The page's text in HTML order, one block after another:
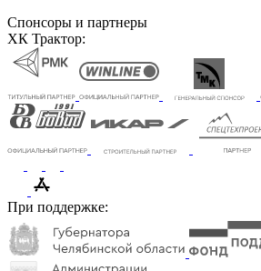
Спонсоры и партнеры
ХК Трактор:
При поддержке: